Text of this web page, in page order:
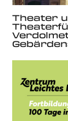
Theater